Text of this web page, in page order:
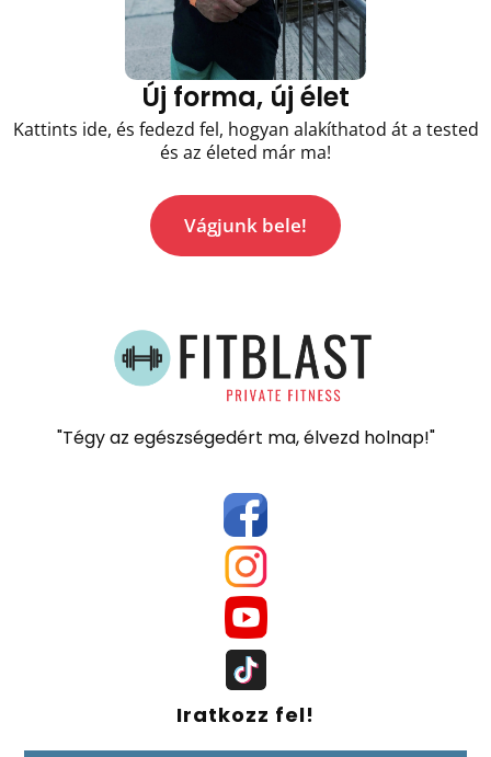
Új forma, új élet
Kattints ide, és fedezd fel, hogyan alakíthatod át a tested
és az életed már ma!
Vágjunk bele!
"Tégy az egészségedért ma, élvezd holnap!"
Iratkozz fel!